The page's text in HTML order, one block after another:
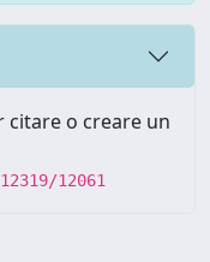
citare o creare un
12061